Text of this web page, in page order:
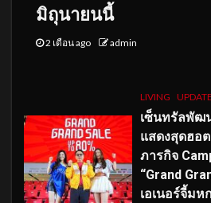
มิถุนายนนี้
2 เดือน ago admin
LIVING UPDATE
เซ็นทรัลพัฒ
แสดงสุดฮอ
ภารกิจ
“Grand
เอเนอร์จี้ม